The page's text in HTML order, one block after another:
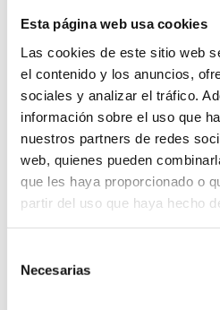
Esta página web usa cookies
Las cookies de este sitio web
el contenido y los anuncios,
sociales y analizar el tráfico.
información sobre el uso que
nuestros partners de redes
web, quienes pueden
que les haya proporcionado o
partir del uso que haya hecho
Necesarias
vistos.
Esta técnica resulta efectiva
zonas donde se presenta
aquellas zonas difíciles o
desde las zonas más
abdomen hasta las más
tobillos, mejillas…
En Clínicas Dorsia ponemos
esta técnica. Con el
máxima calidad y seguridad